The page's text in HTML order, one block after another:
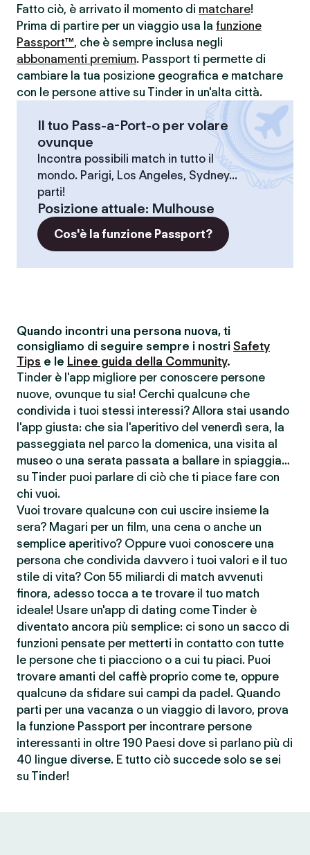
Fatto ciò, è arrivato il momento di matchare!
Prima di partire per un viaggio usa la funzione
Passport™, che è sempre inclusa negli
abbonamenti premium. Passport ti permette di
cambiare la tua posizione geografica e matchare
con le persone attive su Tinder in un'alta città.
Il tuo Pass-a-Port-o per volare
ovunque
Incontra possibili match in tutto il
mondo. Parigi, Los Angeles, Sydney...
parti!
Posizione attuale: Mulhouse
Cos'è la funzione Passport?
Quando incontri una persona nuova, ti
consigliamo di seguire sempre i nostri Safety
Tips e le Linee guida della Community.
Tinder è l'app migliore per conoscere persone
nuove, ovunque tu sia! Cerchi qualcunə che
condivida i tuoi stessi interessi? Allora stai usando
l'app giusta: che sia l'aperitivo del venerdì sera, la
passeggiata nel parco la domenica, una visita al
museo o una serata passata a ballare in spiaggia…
su Tinder puoi parlare di ciò che ti piace fare con
chi vuoi.
Vuoi trovare qualcunə con cui uscire insieme la
sera? Magari per un film, una cena o anche un
semplice aperitivo? Oppure vuoi conoscere una
persona che condivida davvero i tuoi valori e il tuo
stile di vita? Con 55 miliardi di match avvenuti
finora, adesso tocca a te trovare il tuo match
ideale! Usare un'app di dating come Tinder è
diventato ancora più semplice: ci sono un sacco di
funzioni pensate per metterti in contatto con tutte
le persone che ti piacciono o a cui tu piaci. Puoi
trovare amanti del caffè proprio come te, oppure
qualcunə da sfidare sui campi da padel. Quando
parti per una vacanza o un viaggio di lavoro, prova
la funzione Passport per incontrare persone
interessanti in oltre 190 Paesi dove si parlano più di
40 lingue diverse. E tutto ciò succede solo se sei
su Tinder!